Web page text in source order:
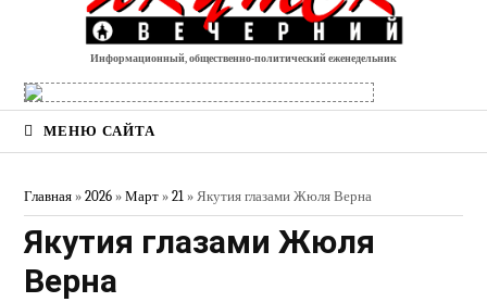
Информационный, общественно-политический еженедельник
МЕНЮ САЙТА
Главная »2026 » Март » 21 » Якутия глазами Жюля Верна
Якутия глазами Жюля
Верна